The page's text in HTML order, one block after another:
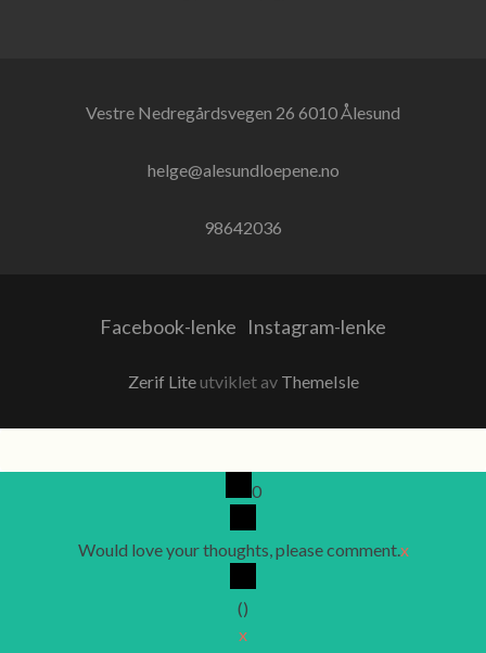
Vestre Nedregårdsvegen 26 6010 Ålesund
helge@alesundloepene.no
98642036
Facebook-lenke Instagram-lenke
Zerif Liteutviklet av ThemeIsle
0
Would love your thoughts, please comment.x
()
x